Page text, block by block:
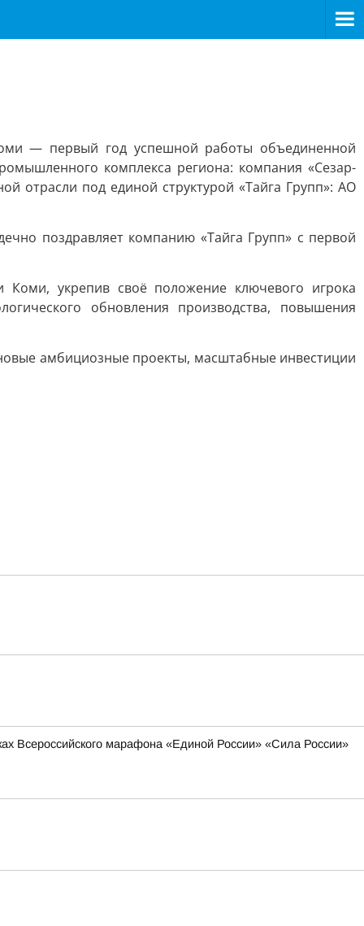
— первый год успешной работы объединенной
комплекса региона: компания «Сезар-
отрасли под единой структурой «Тайга Групп»: АО
поздравляет компанию «Тайга Групп» с первой
укрепив своё положение ключевого игрока
обновления производства, повышения
амбициозные проекты, масштабные инвестиции
Всероссийского марафона «Единой России» «Сила России»